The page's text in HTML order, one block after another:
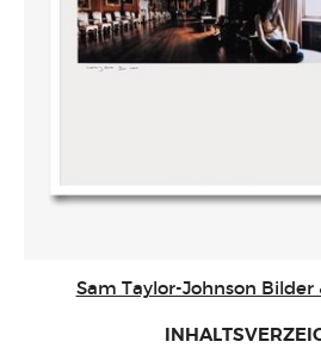
Sam Taylor-Johnson Bilder